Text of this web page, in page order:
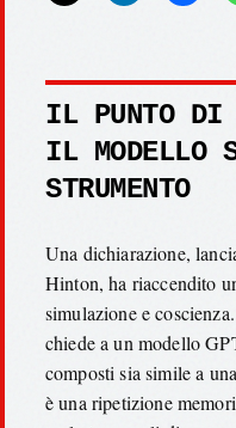
IL PUNTO DI
IL MODELLO
STRUMENTO
Una dichiarazione,
Hinton, ha riaccendito
simulazione e
chiede a un modello
composti sia simile a
è una ripetizione